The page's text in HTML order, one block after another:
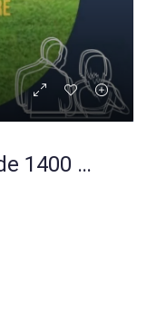
Terrain constructible de 1400 m² à Colletot dans un secteur résidentiel recherché